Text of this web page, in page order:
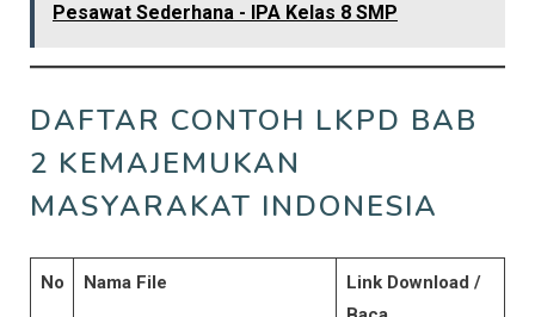
Pesawat Sederhana - IPA Kelas 8 SMP
DAFTAR CONTOH LKPD BAB
2 KEMAJEMUKAN
MASYARAKAT INDONESIA
No Nama File
Link Download /